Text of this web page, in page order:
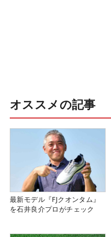
オススメの記事
最新モデル『FJクオンタム』
を石井良介プロがチェック